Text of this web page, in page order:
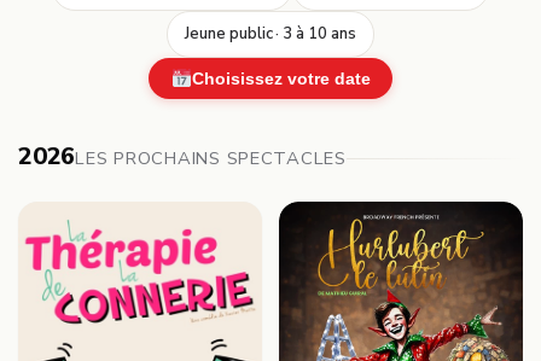
Jeune public · 3 à 10 ans
Choisissez votre date
2026LES PROCHAINS SPECTACLES